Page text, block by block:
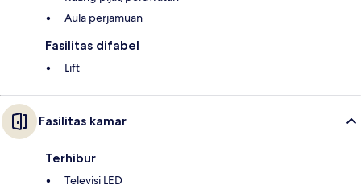
Aula perjamuan
Fasilitas difabel
Lift
Fasilitas kamar
Terhibur
Televisi LED